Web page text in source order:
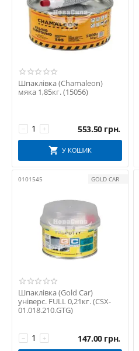
Шпаклівка (Chamaleon)
мяка 1,85кг. (15056)
+
− 553.50 грн.
У КОШИК
0101545 GOLD CAR
Шпаклівка (Gold Car)
універс. FULL 0,21кг. (CSX-
01.018.210.GTG)
+
− 147.00 грн.